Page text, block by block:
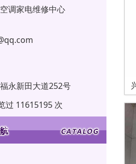
调家电维修中心
永新田大道252号
过 11615195 次